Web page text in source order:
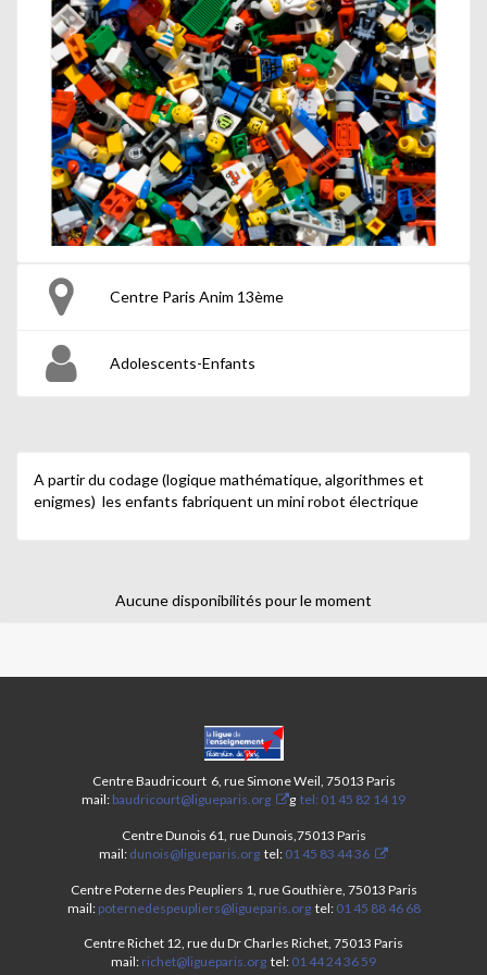
Centre Paris Anim 13ème
Adolescents-Enfants
A partir du codage (logique mathématique, algorithmes et
enigmes) les enfants fabriquent un mini robot électrique
Aucune disponibilités pour le moment
CENTRES
PARIS
ANIM’
13ÈME-
ÉTÉ
2025
Centre Baudricourt 6, rue Simone Weil, 75013 Paris
mail: baudricourt@ligueparis.org g tel: 01 45 82 14 19
Centre Dunois 61, rue Dunois,75013 Paris
mail: dunois@ligueparis.orgtel:01 45 83 44 36
Centre Poterne des Peupliers 1, rue Gouthière, 75013 Paris
mail: poternedespeupliers@ligueparis.orgtel: 01 45 88 46 68
Centre Richet 12, rue du Dr Charles Richet, 75013 Paris
mail: richet@ligueparis.org tel: 01 44 24 36 59